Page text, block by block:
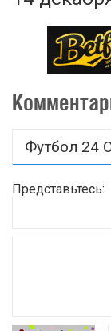
Футбол 24
Представьтесь: